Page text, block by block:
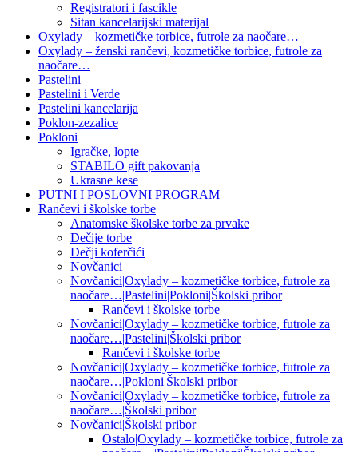
Registratori i fascikle
Sitan kancelarijski materijal
Oxylady – kozmetičke torbice, futrole za naočare…
Oxylady – ženski rančevi, kozmetičke torbice, futrole za
naočare…
Pastelini
Pastelini i Verde
Pastelini kancelarija
Poklon-zezalice
Pokloni
Igračke, lopte
STABILO gift pakovanja
Ukrasne kese
PUTNI I POSLOVNI PROGRAM
Rančevi i školske torbe
Anatomske školske torbe za prvake
Dečije torbe
Dečji koferčići
Novčanici
Novčanici|Oxylady – kozmetičke torbice, futrole za
naočare…|Pastelini|Pokloni|Školski pribor
Rančevi i školske torbe
Novčanici|Oxylady – kozmetičke torbice, futrole za
naočare…|Pastelini|Školski pribor
Rančevi i školske torbe
Novčanici|Oxylady – kozmetičke torbice, futrole za
naočare…|Pokloni|Školski pribor
Novčanici|Oxylady – kozmetičke torbice, futrole za
naočare…|Školski pribor
Novčanici|Školski pribor
Ostalo|Oxylady – kozmetičke torbice, futrole za